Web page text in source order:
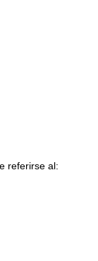
referirse al: